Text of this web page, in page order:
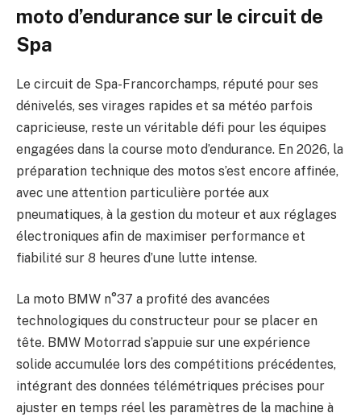
moto d’endurance sur le circuit de
Spa
Le circuit de Spa-Francorchamps, réputé pour ses
dénivelés, ses virages rapides et sa météo parfois
capricieuse, reste un véritable défi pour les équipes
engagées dans la course moto d’endurance. En 2026, la
préparation technique des motos s’est encore affinée,
avec une attention particulière portée aux
pneumatiques, à la gestion du moteur et aux réglages
électroniques afin de maximiser performance et
fiabilité sur 8 heures d’une lutte intense.
La moto BMW n°37 a profité des avancées
technologiques du constructeur pour se placer en
tête. BMW Motorrad s’appuie sur une expérience
solide accumulée lors des compétitions précédentes,
intégrant des données télémétriques précises pour
ajuster en temps réel les paramètres de la machine à